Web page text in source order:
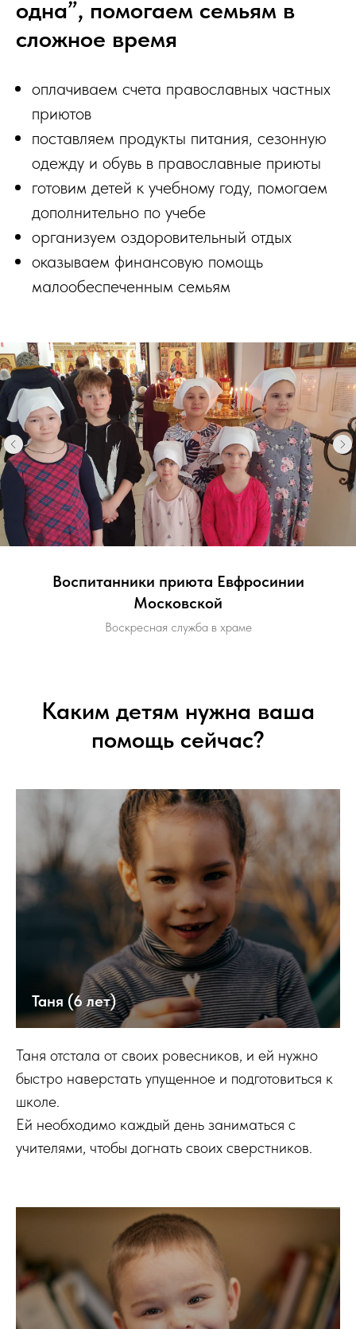
одна”, помогаем семьям в
сложное время
оплачиваем счета православных частных
приютов
поставляем продукты питания, сезонную
одежду и обувь в православные приюты
готовим детей к учебному году, помогаем
дополнительно по учебе
организуем оздоровительный отдых
оказываем финансовую помощь
малообеспеченным семьям
Воспитанники приюта Евфросинии
Московской
Воскресная служба в храме
Каким детям нужна ваша
помощь сейчас?
Таня (6 лет)
Таня отстала от своих ровесников, и ей нужно
быстро наверстать упущенное и подготовиться к
школе.
Ей необходимо каждый день заниматься с
учителями, чтобы догнать своих сверстников.